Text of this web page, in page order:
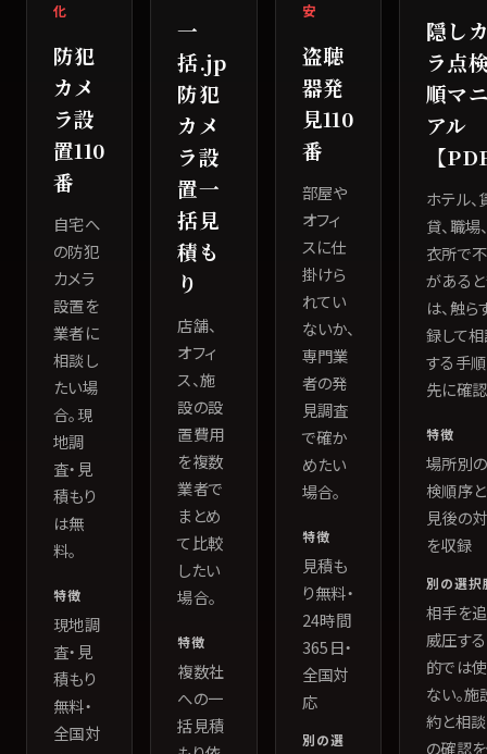
化
防犯
カメ
ラ設
置110
番
自宅へ
の防犯
カメラ
設置を
業者に
相談し
たい場
合。現
地調
査・見
積もり
は無
料。
特徴
現地調
査・見
積もり
無料・
全国対
一
括.jp
防犯
カメ
ラ設
置一
括見
積も
り
店舗、
オフィ
ス、施
設の設
置費用
を複数
業者で
まとめ
て比較
したい
場合。
特徴
複数社
への一
括見積
安
盗聴
器発
見110
番
部屋や
オフィ
スに仕
掛けら
れてい
ないか、
専門業
者の発
見調査
で確か
めたい
場合。
特徴
見積も
り無料・
24時間
365日・
全国対
応
別の選
隠し
ラ点
順マ
アル
【
ホテル、
貸、職場
衣所で
がある
は、触ら
録して
する手
先に確認
特徴
場所別
検順序
見後の
を収録
別の選択
相手を追
威圧す
的では
ない。
約と相
の確認